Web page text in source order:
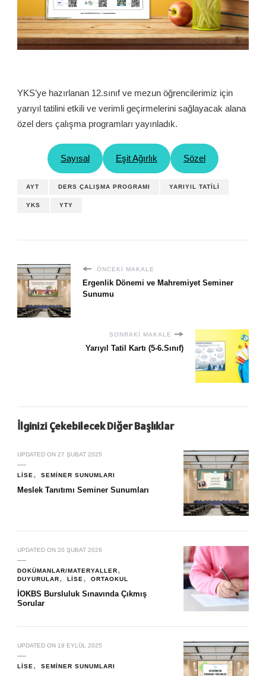
YKS’ye hazırlanan 12.sınıf ve mezun öğrencilerimiz için
yarıyıl tatilini etkili ve verimli geçirmelerini sağlayacak alana
özel ders çalışma programları yayınladık.
Sayısal Eşit Ağırlık Sözel
AYT DERS ÇALIŞMA PROGRAMI YARIYIL TATILI
YKS YTY
ÖNCEKI MAKALE
Ergenlik Dönemi ve Mahremiyet Seminer
Sunumu
SONRAKI MAKALE
Yarıyıl Tatil Kartı (5-6.Sınıf)
İlginizi Çekebilecek Diğer Başlıklar
UPDATED ON 27 ŞUBAT 2025
LISE SEMINER SUNUMLARI
Meslek Tanıtımı Seminer Sunumları
UPDATED ON 20 ŞUBAT 2026
DOKÜMANLAR/MATERYALLER
DUYURULAR
LISE ORTAOKUL
İOKBS Bursluluk Sınavında Çıkmış
Sorular
UPDATED ON 19 EYLÜL 2025
LISE SEMINER SUNUMLARI